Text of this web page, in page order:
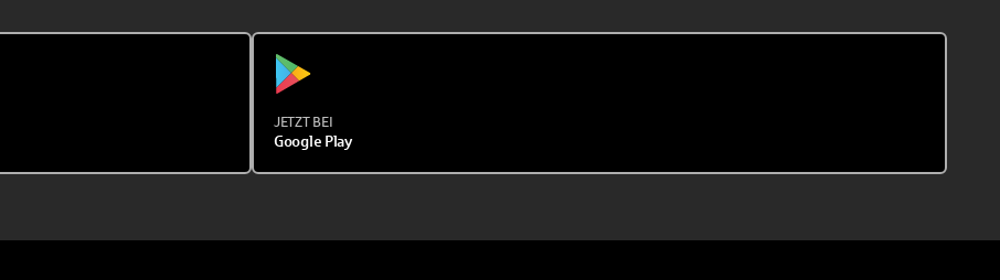
JETZT BEI
Google Play